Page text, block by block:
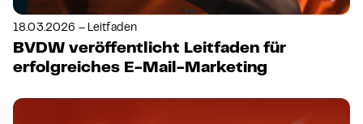
18.03.2026 – Leitfaden
BVDW veröffentlicht Leitfaden für
erfolgreiches E-Mail-Marketing